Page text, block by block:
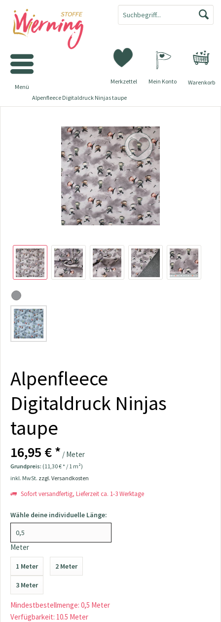
Warenkorb
Merkzettel Mein Konto
Menü
Alpenfleece Digitaldruck Ninjas taupe
Alpenfleece
Digitaldruck Ninjas
taupe
16,95 € * / Meter
Grundpreis: (11,30 € * / 1 m²)
inkl. MwSt. zzgl. Versandkosten
Sofort versandfertig, Lieferzeit ca. 1-3 Werktage
Wähle deine individuelle Länge:
Meter
1 Meter 2 Meter
3 Meter
Mindestbestellmenge: 0,5 Meter
Verfügbarkeit: 10.5 Meter